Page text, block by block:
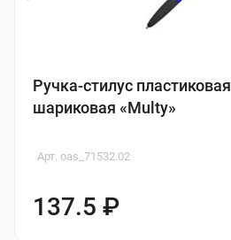
Ручка-стилус пластиковая
шариковая «Multy»
Арт. oas_71532.02
137.5 ₽